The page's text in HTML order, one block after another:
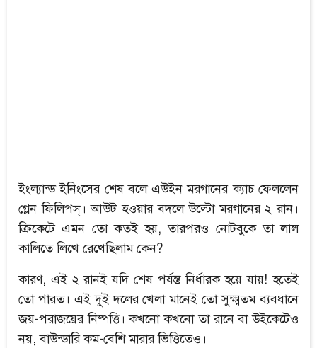
ইংল্যান্ড ইনিংসের শেষ বলে এউইন মরগানের ক্যাচ ফেললেন
গ্লেন ফিলিপস্। আউট হওয়ার বদলে উল্টো মরগানের ২ রান।
ক্রিকেটে এমন তো কতই হয়, তারপরও নোটবুকে তা লাল
কালিতে লিখে রেখেছিলাম কেন?
কারণ, এই ২ রানই যদি শেষ পর্যন্ত নির্ধারক হয়ে যায়! হতেই
তো পারত। এই দুই দলের খেলা মানেই তো সুক্ষ্মতম ব্যবধানে
জয়-পরাজয়ের নিষ্পত্তি। কখনো কখনো তা রানে বা উইকেটেও
নয়, বাউন্ডারি কম-বেশি মারার ভিত্তিতেও।